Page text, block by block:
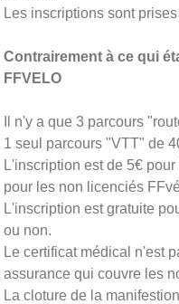
Les inscriptions sont
Contrairement à ce qui
FFVELO
Il n'y a que 3 parcours
1 seul parcours "VTT" de
L'inscription est de 5€
pour les non licenciés
L'inscription est gratuite
ou non.
Le certificat médical n'est
assurance qui couvre les
La cloture de la